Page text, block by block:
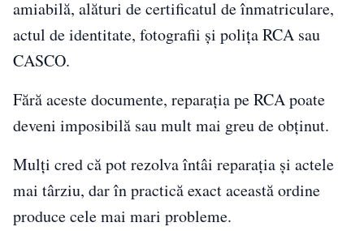
amiabilă, alături de certificatul de înmatriculare,
actul de identitate, fotografii și polița RCA sau
CASCO.
Fără aceste documente, reparația pe RCA poate
deveni imposibilă sau mult mai greu de obținut.
Mulți cred că pot rezolva întâi reparația și actele
mai târziu, dar în practică exact această ordine
produce cele mai mari probleme.